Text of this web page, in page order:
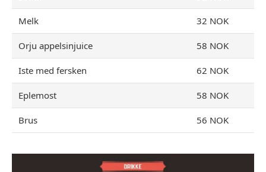
Melk 32 NOK
Orju appelsinjuice 58 NOK
Iste med fersken 62 NOK
Eplemost 58 NOK
Brus 56 NOK